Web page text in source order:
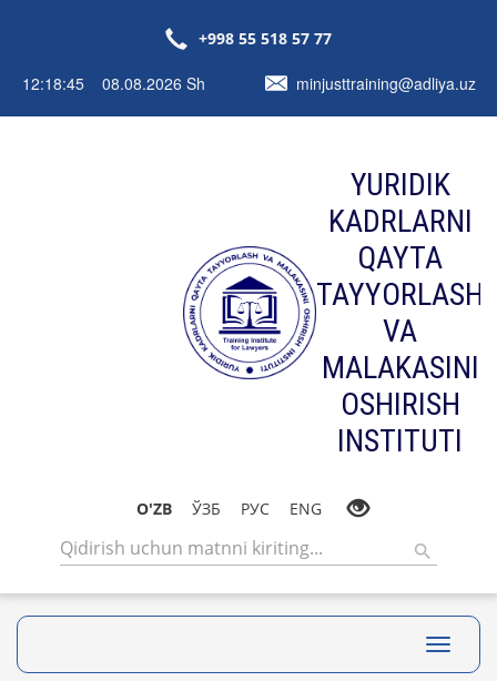
+998 55 518 57 77
12:18:46 08.08.2026 Sh minjusttraining@adliya.uz
YURIDIK
KADRLARNI
QAYTA
TAYYORLASH
VA
MALAKASINI
OSHIRISH
INSTITUTI
O'ZB ЎЗБ РУС ENG
Toggle